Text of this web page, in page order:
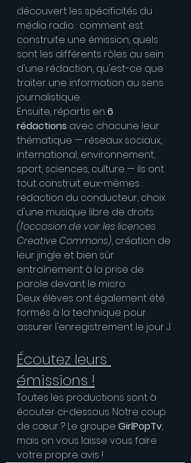
découvert les spécificités du
média radio : comment est
construite une émission, quels
sont les différents rôles au sein
d'une rédaction, qu'est-ce que
traiter une information au sens
journalistique.
Ensuite, répartis en 6
rédactions avec chacune leur
thématique — réseaux sociaux,
international, environnement,
sport, sciences, culture — ils ont
tout construit eux-mêmes :
rédaction du conducteur, choix
d'une musique libre de droits
(l'occasion de voir les licences
Creative Commons), création de
leur jingle et bien sûr
entraînement à la prise de
parole devant le micro.
Deux élèves ont également été
formés à la technique pour
assurer l'enregistrement le jour J.
Écoutez leurs
émissions !
Toutes les productions sont à
écouter ci-dessous. Notre coup
de cœur ? Le groupe GirlPopTv,
mais on vous laisse vous faire
votre propre avis !